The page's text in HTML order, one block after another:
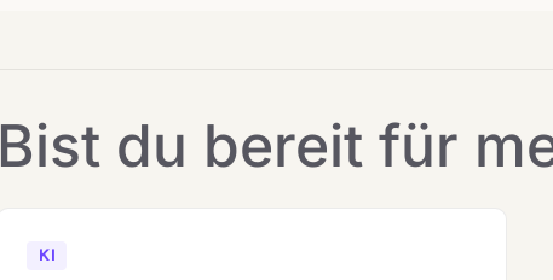
Bist du bereit für
KI